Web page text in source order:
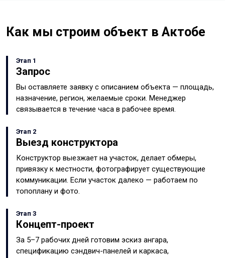
Как мы строим объект в Актобе
Этап 1
Запрос
Вы оставляете заявку с описанием объекта — площадь,
назначение, регион, желаемые сроки. Менеджер
связывается в течение часа в рабочее время.
Этап 2
Выезд конструктора
Конструктор выезжает на участок, делает обмеры,
привязку к местности, фотографирует существующие
коммуникации. Если участок далеко — работаем по
топоплану и фото.
Этап 3
Концепт-проект
За 5–7 рабочих дней готовим эскиз ангара,
спецификацию сэндвич-панелей и каркаса,